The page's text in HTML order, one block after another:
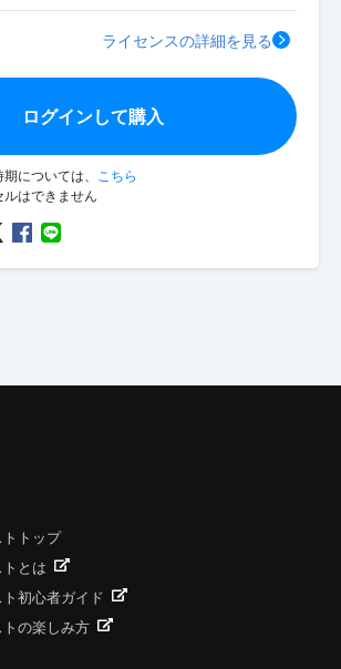
ライセンスの詳細を見る
ログインして購入
については、
こちら
はできません
トップ
とは
初心者ガイド
の楽しみ方